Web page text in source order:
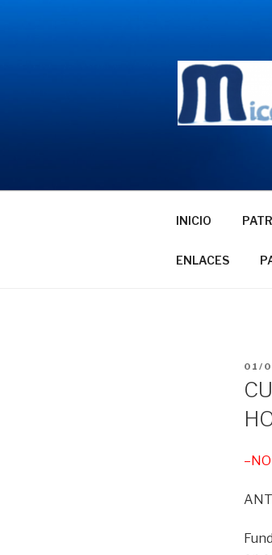
INICIO
ENLACES
01/